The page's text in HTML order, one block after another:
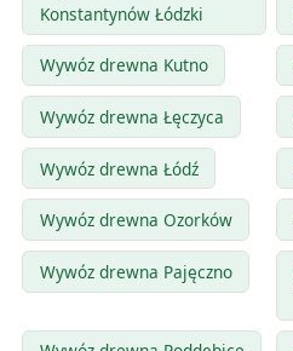
Konstantynów Łódzki
Wywóz drewna Kutno
Wywóz drewna Łęczyca
Wywóz drewna Łódź
Wywóz drewna Ozorków
Wywóz drewna Pajęczno